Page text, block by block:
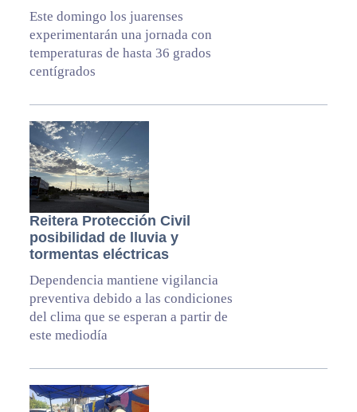
Este domingo los juarenses
experimentarán una jornada con
temperaturas de hasta 36 grados
centígrados
Reitera Protección Civil
posibilidad de lluvia y
tormentas eléctricas
Dependencia mantiene vigilancia
preventiva debido a las condiciones
del clima que se esperan a partir de
este mediodía